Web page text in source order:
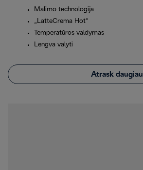
Malimo technologija
„LatteCrema Hot“
Temperatūros valdymas
Lengva valyti
Atrask daugiau